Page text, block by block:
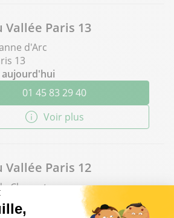
Vallée Paris 13
d'Arc
13
aujourd'hui
01 45 83 29 40
Voir plus
Vallée Paris 12
Charenton